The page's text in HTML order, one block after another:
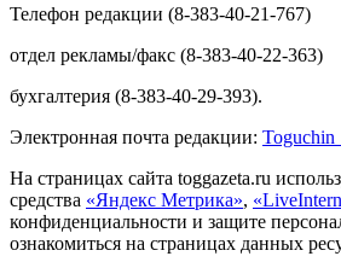
Телефон редакции (8-383-40-21-767)
отдел рекламы/факс (8-383-40-22-363)
бухгалтерия (8-383-40-29-393).
Электронная почта редакции: Toguchin
На страницах сайта toggazeta.ru
средства «Яндекс Метрика»,
конфиденциальности и защите
ознакомиться на страницах данных